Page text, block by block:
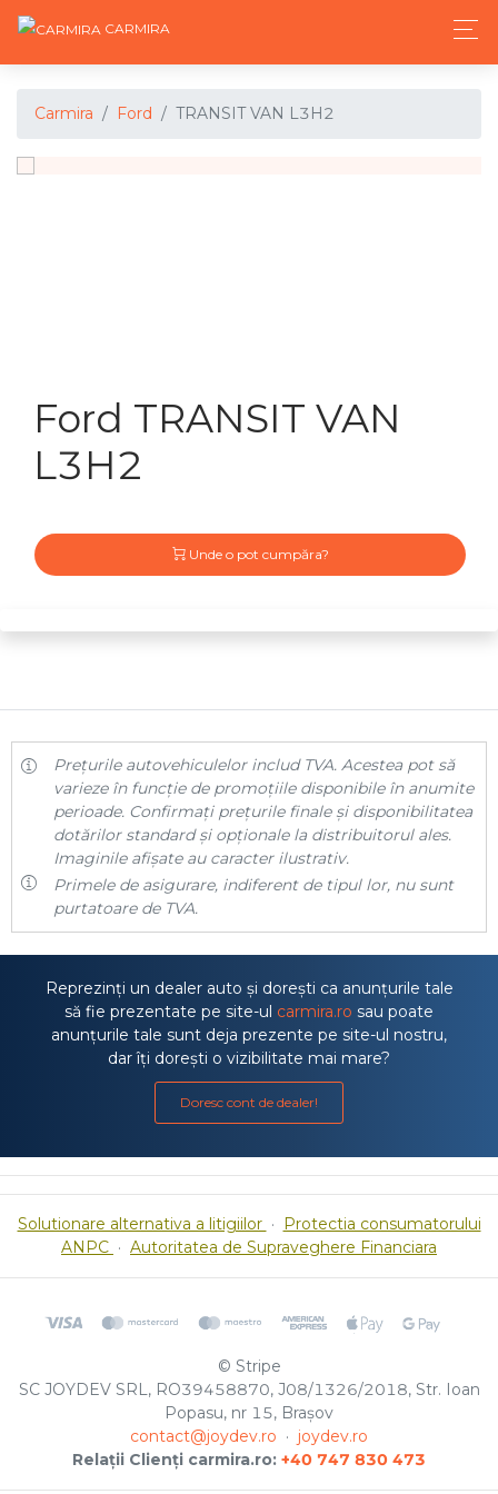
CARMIRA
Carmira Ford TRANSIT VAN L3H2
Ford TRANSIT VAN
L3H2
Unde o pot cumpăra?
Prețurile autovehiculelor includ TVA. Acestea pot să
varieze în funcție de promoțiile disponibile în anumite
perioade. Confirmați prețurile finale și disponibilitatea
dotărilor standard și opționale la distribuitorul ales.
Imaginile afișate au caracter ilustrativ.
Primele de asigurare, indiferent de tipul lor, nu sunt
purtatoare de TVA.
Reprezinți un dealer auto și dorești ca anunțurile tale
să fie prezentate pe site-ul carmira.ro sau poate
anunțurile tale sunt deja prezente pe site-ul nostru,
dar îți dorești o vizibilitate mai mare?
Doresc cont de dealer!
Solutionare alternativa a litigiilor · Protectia consumatorului
ANPC · Autoritatea de Supraveghere Financiara
© Stripe
SC JOYDEV SRL, RO39458870, J08/1326/2018, Str. Ioan
Popasu, nr 15, Brașov
contact@joydev.ro · joydev.ro
Relații Clienți carmira.ro: +40 747 830 473